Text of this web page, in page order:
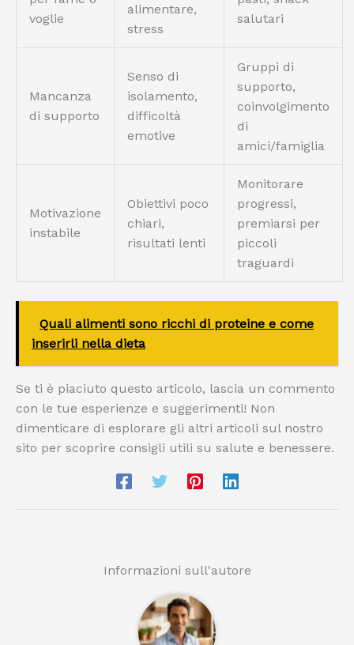
voglie
alimentare,
stress
salutari
Mancanza
di supporto
Senso di
isolamento,
difficoltà
emotive
Gruppi di
supporto,
coinvolgimento
di
amici/famiglia
Motivazione
instabile
Obiettivi poco
chiari,
risultati lenti
Monitorare
progressi,
premiarsi per
piccoli
traguardi
Quali alimenti sono ricchi di proteine e come
inserirli nella dieta
Se ti è piaciuto questo articolo, lascia un commento
con le tue esperienze e suggerimenti! Non
dimenticare di esplorare gli altri articoli sul nostro
sito per scoprire consigli utili su salute e benessere.
Informazioni sull'autore